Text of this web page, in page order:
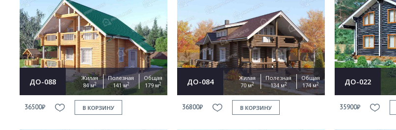
ДО-088
Жилая
84 м2
Полезная
141 м2
Общая
179 м2
36500₽ В КОРЗИНУ
ДО-084
Жилая
70 м2
Полезная
134 м2
Общая
174 м2
36800₽ В КОРЗИНУ
ДО-022
35900₽